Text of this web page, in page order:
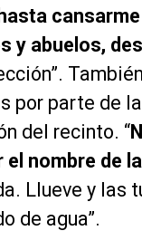
cansarme
y abuelos,
por parte de la
del recinto. “
el nombre de
Llueve y las
de agua”.